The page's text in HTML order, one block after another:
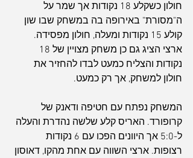
חולון כשקלע 18 נקודות אך שמר על
ה"מסורת" באירופה בה במשחק שבו שון
קולע 15 נקודות ומעלה, חולון מפסידה.
נקודות והצליח כמעט לבדו להחזיר את
חולון למשחק, אך רק כמעט.
המשחק נפתח עם חטיפה ודאנק של
קרופורד. האריס קלע שלשה נהדרת והעלה
ל-5:0 אך היוונים הפכו עם 6 נקודות
רצופות. ארצי השווה עם אחת מהקו, דאוסון